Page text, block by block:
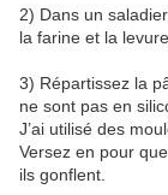
2) Dans un
la farine et la levure.
3) Répartissez la
ne sont pas en
J’ai utilisé des
Versez en pour
ils gonflent.